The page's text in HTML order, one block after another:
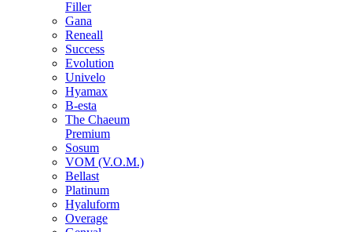
Filler
Gana
Reneall
Success
Evolution
Univelo
Hyamax
B-esta
The Chaeum
Premium
Sosum
VOM (V.O.M.)
Bellast
Platinum
Hyaluform
Overage